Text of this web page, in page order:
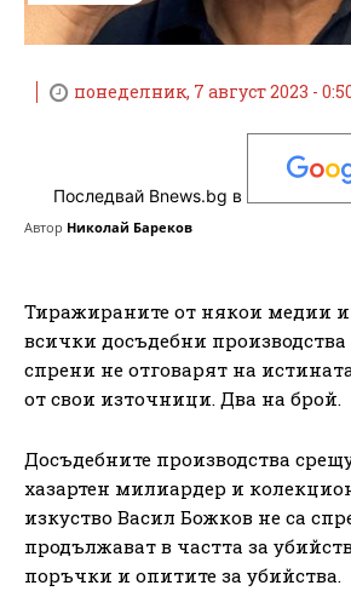
понеделник, 7 август 2023 -
Последвай Bnews.bg в
Автор Николай Бареков
Тиражираните от някои медии
всички досъдебни
спрени не отговарят на
от свои източници. Два на брой.
Досъдебните производства
хазартен милиардер и
изкуство Васил Божков не са
продължават в частта за
поръчки и опитите за убийства.